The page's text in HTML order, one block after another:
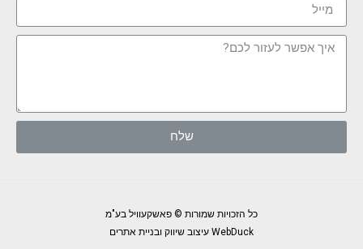
שלח
כל הזכויות שמורות © פאשקעוויל בע"מ
WebDuck עיצוב שיווק ובניית אתרים